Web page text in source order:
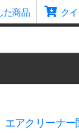
た商品 ク
エアクリーナー